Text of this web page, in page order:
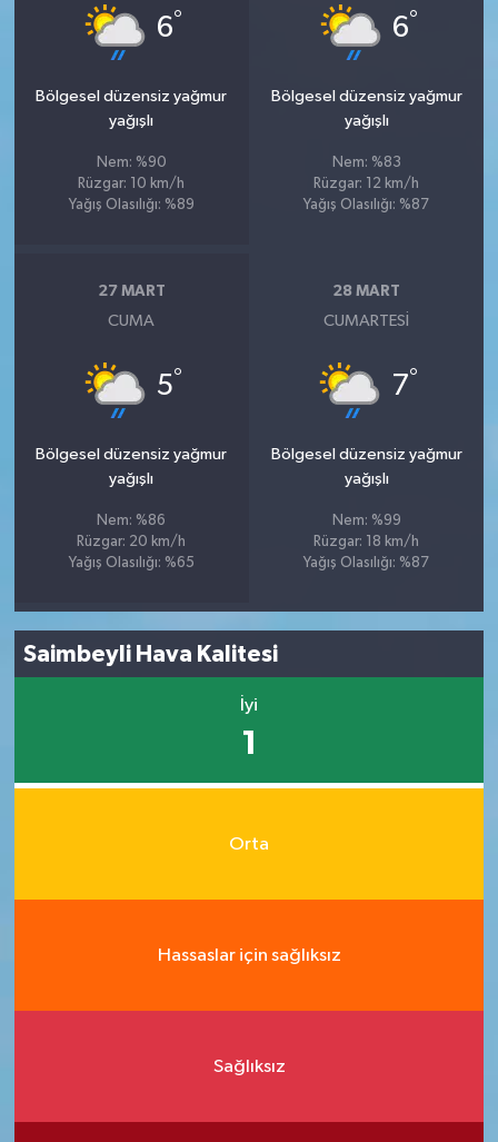
6°
Bölgesel düzensiz yağmur
yağışlı
Nem: %90
Rüzgar: 10 km/h
Yağış Olasılığı: %89
6°
Bölgesel düzensiz yağmur
yağışlı
Nem: %83
Rüzgar: 12 km/h
Yağış Olasılığı: %87
27 MART
CUMA
5°
Bölgesel düzensiz yağmur
yağışlı
Nem: %86
Rüzgar: 20 km/h
Yağış Olasılığı: %65
28 MART
CUMARTESI
7°
Bölgesel düzensiz yağmur
yağışlı
Nem: %99
Rüzgar: 18 km/h
Yağış Olasılığı: %87
Saimbeyli Hava Kalitesi
İyi
1
Orta
Hassaslar için sağlıksız
Sağlıksız